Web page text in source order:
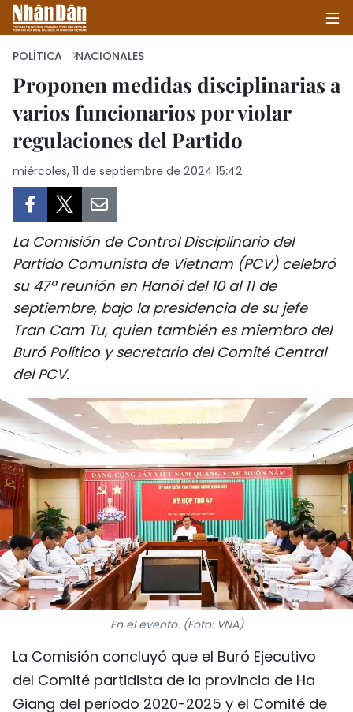
INICIO
POLÍTICA
SALUD - MEDIO AMBIENTE
CULTURA - ENTRETENIMIENTO
INTERNACIONAL
VIAJES
PUENTE DE AMISTAD
HISTORIAS MULTIMEDIA
FOTOGRAFÍA
¿QUIÉNES SOMOS?
TIẾNG VIỆT
ENGLISH
中文
POLÍTICA NACIONALES
Proponen medidas disciplinarias a
varios funcionarios por violar
regulaciones del Partido
miércoles, 11 de septiembre de 2024 15:42
La Comisión de Control Disciplinario del
Partido Comunista de Vietnam (PCV) celebró
su 47ª reunión en Hanói del 10 al 11 de
septiembre, bajo la presidencia de su jefe
Tran Cam Tu, quien también es miembro del
Buró Político y secretario del Comité Central
del PCV.
En el evento. (Foto: VNA)
La Comisión concluyó que el Buró Ejecutivo
del Comité partidista de la provincia de Ha
Giang del período 2020-2025 y el Comité de